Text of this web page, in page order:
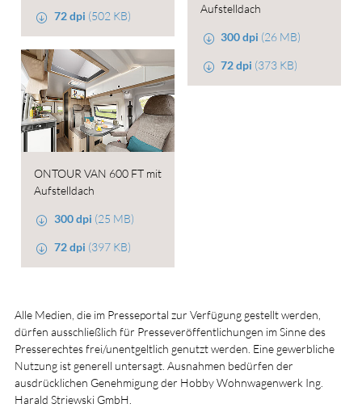
72 dpi (502 KB)
Aufstelldach
300 dpi (26 MB)
72 dpi (373 KB)
ONTOUR VAN 600 FT mit
Aufstelldach
300 dpi (25 MB)
72 dpi (397 KB)
Alle Medien, die im Presseportal zur Verfügung gestellt werden,
dürfen ausschließlich für Presseveröffentlichungen im Sinne des
Presserechtes frei/unentgeltlich genutzt werden. Eine gewerbliche
Nutzung ist generell untersagt. Ausnahmen bedürfen der
ausdrücklichen Genehmigung der Hobby Wohnwagenwerk Ing.
Harald Striewski GmbH.